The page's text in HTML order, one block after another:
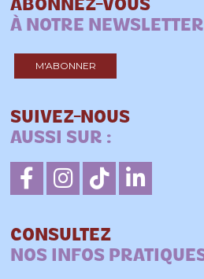
ABONNEZ-VOUS
À NOTRE
M'ABONNER
SUIVEZ-NOUS
AUSSI SUR :
CONSULTEZ
NOS INFOS